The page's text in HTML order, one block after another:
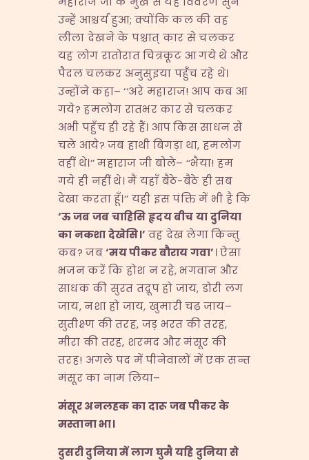
उन्हें आश्चर्य हुआ; क्योंकि कल की वह
लीला देखने के पश्चात् कार से चलकर
यह लोग रातोरात चित्रकूट आ गये थे और
पैदल चलकर अनुसुइया पहुँच रहे थे।
उन्होंने कहा– ‘‘अरे महाराज! आप कब आ
गये? हमलोग रातभर कार से चलकर
अभी पहुँच ही रहे हैं। आप किस साधन से
चले आये? जब हाथी बिगड़ा था, हमलोग
वहीं थे।’’ महाराज जी बोले– ‘‘भैया! हम
गये ही नहीं थे। मैं यहाँ बैठे-बैठे ही सब
देखा करता हूँ।’’ यही इस पंक्ति में भी है कि
‘ऊजबजबचाहिसिहृदयबीचयादुनिया
कानकशादेखेसि।’ वह देख लेगा किन्तु
कब? जब‘मयपीकरबौरायगवा’। ऐसा
भजन करें कि होश न रहे, भगवान और
साधक की सुरत तद्रूप हो जाय, डोरी लग
जाय, नशा हो जाय, खुमारी चढ़ जाय–
सुतीक्ष्ण की तरह, जड़ भरत की तरह,
मीरा की तरह, शरमद और मंसूर की
तरह! अगले पद में पीनेवालों में एक सन्त
मंसूर का नाम लिया–
मंसूरअनलहककादारूजबपीकरके
मस्तानाभा।
दुसरीदुनियामेंलागघुमैयहिदुनियासे